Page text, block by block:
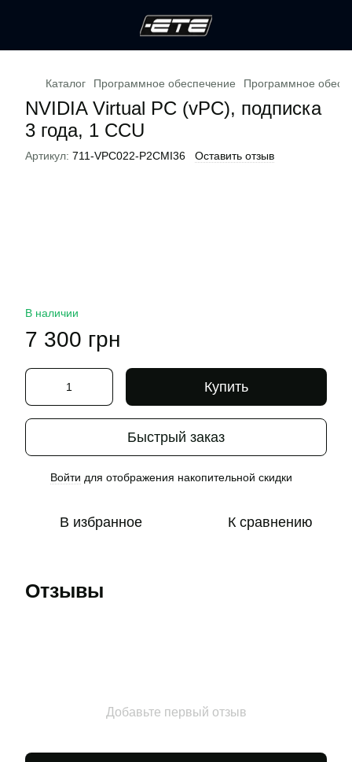
Каталог Программное обеспечение Программное
NVIDIA Virtual PC (vPC), подписка
3 года, 1 CCU
Артикул: 711-VPC022-P2CMI36 Оставить отзыв
В наличии
7 300 грн
Купить
Быстрый заказ
Войти для отображения накопительной скидки
В избранное К сравнению
Отзывы
Добавьте первый отзыв